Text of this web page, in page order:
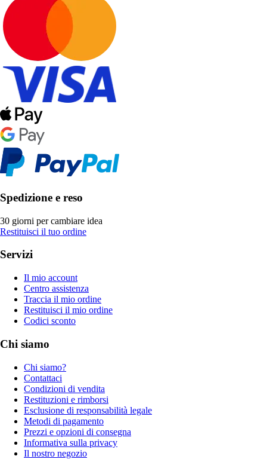
Spedizione e reso
30 giorni per cambiare idea
Restituisci il tuo ordine
Servizi
Il mio account
Centro assistenza
Traccia il mio ordine
Restituisci il mio ordine
Codici sconto
Chi siamo
Chi siamo?
Contattaci
Condizioni di vendita
Restituzioni e rimborsi
Esclusione di responsabilità legale
Metodi di pagamento
Prezzi e opzioni di consegna
Informativa sulla privacy
Il nostro negozio